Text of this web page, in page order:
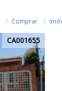
Comprar
CA001655